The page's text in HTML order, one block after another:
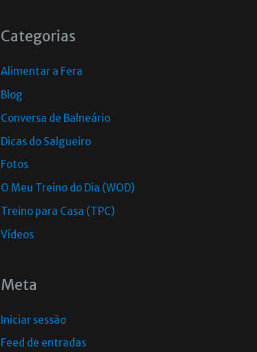
Categorias
Alimentar a Fera
Blog
Conversa de Balneário
Dicas do Salgueiro
Fotos
O Meu Treino do Dia (WOD)
Treino para Casa (TPC)
Vídeos
Meta
Iniciar sessão
Feed de entradas